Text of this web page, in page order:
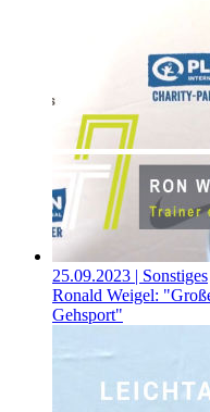
25.09.2023 | Sonstiges
Ronald Weigel:
Gehsport"